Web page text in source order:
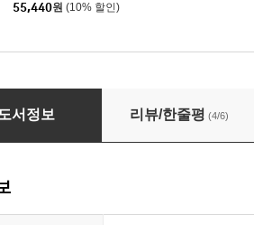
55,440원 (10% 할인)
듀윌 매경TEST 2주끝장 (모의고사 6회
도서정보 리뷰/한줄평 (4/6)